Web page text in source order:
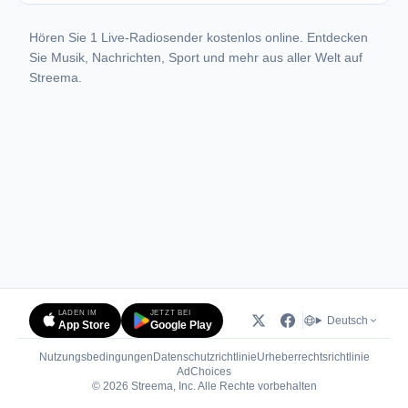
Hören Sie 1 Live-Radiosender kostenlos online. Entdecken
Sie Musik, Nachrichten, Sport und mehr aus aller Welt auf
Streema.
LADEN IM
App Store
JETZT BEI
Google Play Deutsch
Nutzungsbedingungen DatenschutzrichtlinieUrheberrechtsrichtlinie
AdChoices(öffnet in neuem Tab)
© 2026 Streema, Inc. Alle Rechte vorbehalten